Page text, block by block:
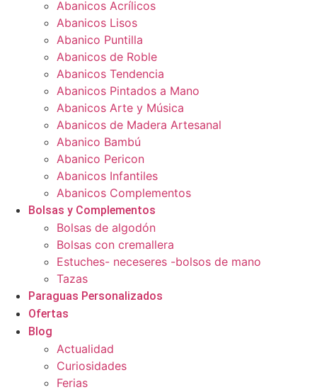
Abanicos Acrílicos
Abanicos Lisos
Abanico Puntilla
Abanicos de Roble
Abanicos Tendencia
Abanicos Pintados a Mano
Abanicos Arte y Música
Abanicos de Madera Artesanal
Abanico Bambú
Abanico Pericon
Abanicos Infantiles
Abanicos Complementos
Bolsas y Complementos
Bolsas de algodón
Bolsas con cremallera
Estuches- neceseres -bolsos de mano
Tazas
Paraguas Personalizados
Ofertas
Blog
Actualidad
Curiosidades
Ferias